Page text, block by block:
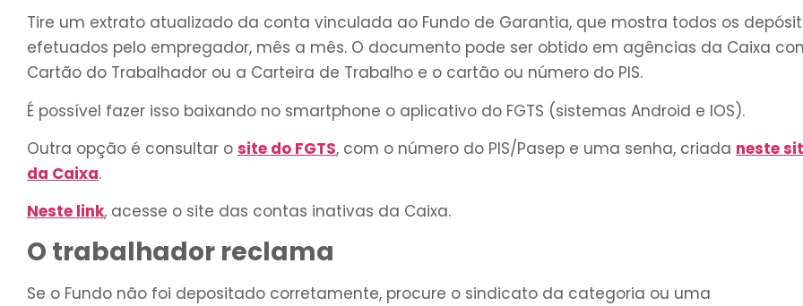
Tire um extrato atualizado da conta vinculada ao Fundo de Garantia, que mostra todos os
efetuados pelo empregador, mês a mês. O documento pode ser obtido em agências da Caixa
Cartão do Trabalhador ou a Carteira de Trabalho e o cartão ou número do PIS.
É possível fazer isso baixando no smartphone o aplicativo do FGTS (sistemas Android e IOS).
Outra opção é consultar o site do FGTS, com o número do PIS/Pasep e uma senha, criada neste
da Caixa.
Neste link, acesse o site das contas inativas da Caixa.
O trabalhador reclama
Se o Fundo não foi depositado corretamente, procure o sindicato da categoria ou uma